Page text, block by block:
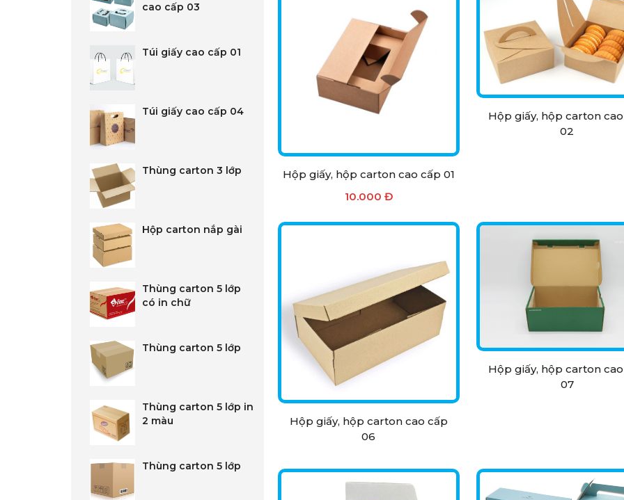
cao cấp 03
Túi giấy cao cấp 01
Túi giấy cao cấp 04
Thùng carton 3 lớp
Hộp carton nắp gài
Thùng carton 5 lớp
có in chữ
Thùng carton 5 lớp
Thùng carton 5 lớp in
2 màu
Thùng carton 5 lớp
Hộp giấy, hộp carton cao cấp 01
10.000 Đ
Hộp giấy, hộp carton
02
Hộp giấy, hộp carton cao cấp
06
Hộp giấy, hộp carton
07